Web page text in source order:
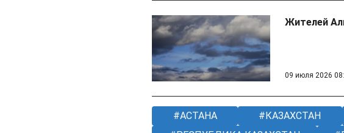
Жителей
09 июля 2026
АСТАНА КАЗАХСТАН